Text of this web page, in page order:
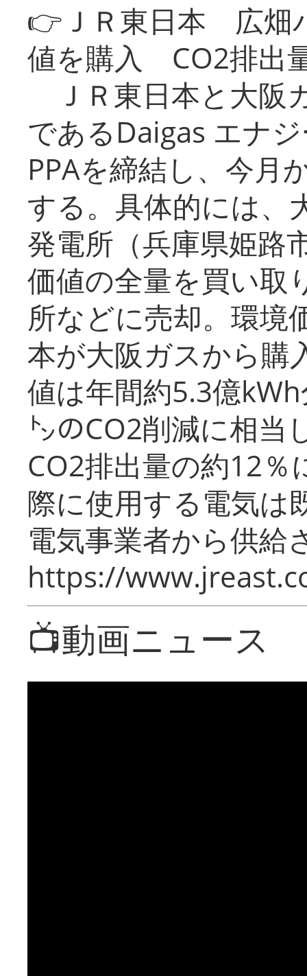
👉ＪＲ東日本 広畑
値を購入 CO2排出
ＪＲ東日本と大阪
であるDaigas エナ
PPAを締結し、今月
する。具体的には、
発電所（兵庫県姫路
価値の全量を買い取
所などに売却。環境
本が大阪ガスから購
値は年間約5.3億
㌧のCO2削減に相当
CO2排出量の約12％
際に使用する電気は
電気事業者から供給
https://
📺動画ニュース